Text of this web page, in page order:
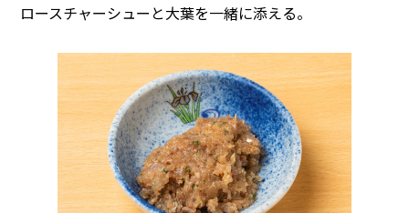
ロースチャーシューと大葉を一緒に添える。